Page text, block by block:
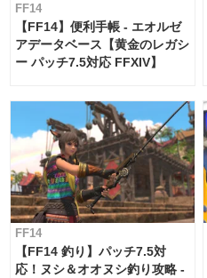
FF14
【FF14】便利手帳 - エオルゼ
アデータベース【黄金のレガシ
ー パッチ7.5対応 FFXIV】
FF14
【FF14 釣り】パッチ7.5対
応！ヌシ＆オオヌシ釣り攻略 -